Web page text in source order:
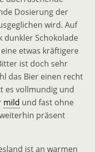
Dosierung der
wird. Auf
dunkler Schokolade
etwas kräftigere
ist doch sehr
das Bier einen recht
es vollmundig und
mild und fast ohne
präsent
ist an warmen